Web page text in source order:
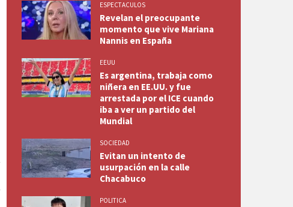
ESPECTACULOS
Revelan el preocupante
momento que vive Mariana
Nannis en España
EEUU
Es argentina, trabaja como
niñera en EE.UU. y fue
arrestada por el ICE cuando
iba a ver un partido del
Mundial
SOCIEDAD
Evitan un intento de
usurpación en la calle
Chacabuco
POLITICA